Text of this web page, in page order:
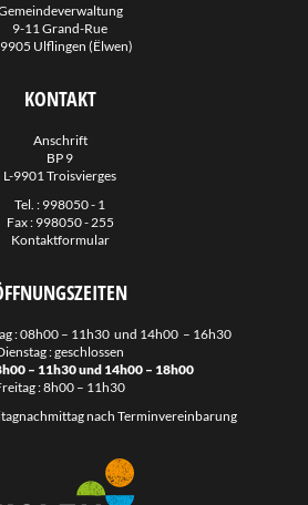
und Abwasser
9-11 Grand-Rue
9905 Ulflingen (Ëlwen)
KONTAKT
Anschrift
BP 9
L-9901 Troisvierges
Tel. : 998050 - 1
Fax : 998050 - 255
Kontaktformular
: 08h00 – 11h30 und 14h00 – 16h30
: geschlossen
– 11h30 und 14h00 – 18h00
: 8h00 – 11h30
nach Terminvereinbarung